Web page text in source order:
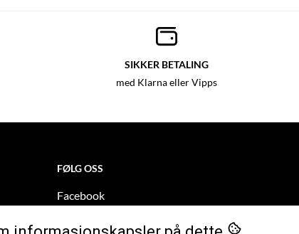
SIKKER BETALING
med Klarna eller Vipps
FØLG OSS
Facebook
Instagram